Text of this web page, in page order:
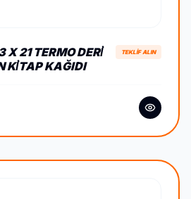
X 21 TERMO DERİ
KİTAP KAĞIDI
TEKLİF ALIN